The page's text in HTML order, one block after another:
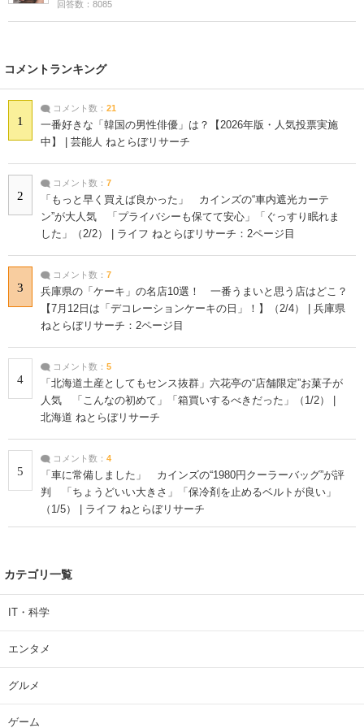
回答数：8085
コメントランキング
1
コメント数： 21
一番好きな「韓国の男性俳優」は？【2026年版・人気投票実施
中】 | 芸能人 ねとらぼリサーチ
2
コメント数： 7
「もっと早く買えば良かった」 カインズの“車内遮光カーテ
ン”が大人気 「プライバシーも保てて安心」「ぐっすり眠れま
した」（2/2） | ライフ ねとらぼリサーチ：2ページ目
3
コメント数： 7
兵庫県の「ケーキ」の名店10選！ 一番うまいと思う店はどこ？
【7月12日は「デコレーションケーキの日」！】（2/4） | 兵庫県
ねとらぼリサーチ：2ページ目
4
コメント数： 5
「北海道土産としてもセンス抜群」六花亭の“店舗限定”お菓子が
人気 「こんなの初めて」「箱買いするべきだった」（1/2） |
北海道 ねとらぼリサーチ
5
コメント数： 4
「車に常備しました」 カインズの“1980円クーラーバッグ”が評
判 「ちょうどいい大きさ」「保冷剤を止めるベルトが良い」
（1/5） | ライフ ねとらぼリサーチ
カテゴリ一覧
IT・科学
エンタメ
グルメ
ゲーム